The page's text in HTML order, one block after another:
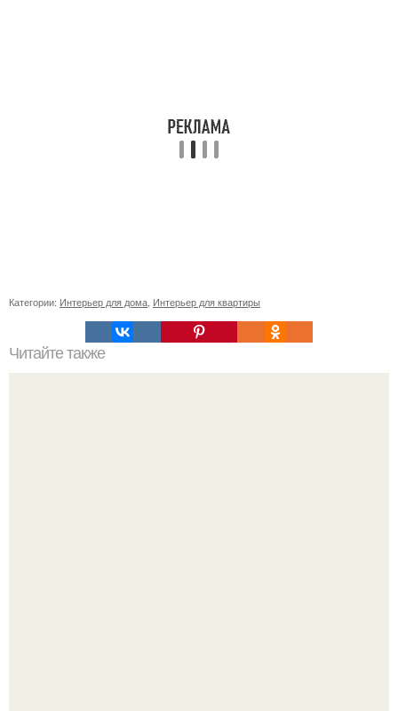
Категории: Интерьер для дома Интерьер для квартиры
Читайте также